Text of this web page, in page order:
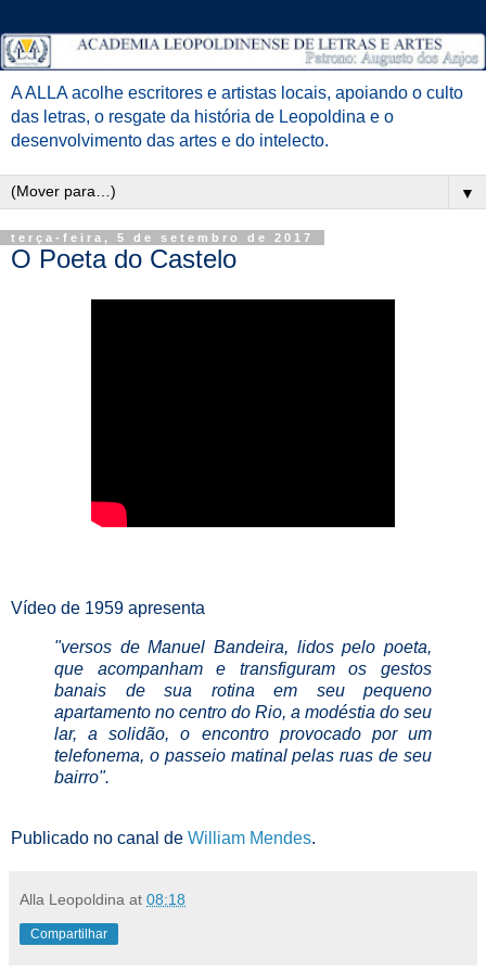
A ALLA acolhe escritores e artistas locais, apoiando o culto
das letras, o resgate da história de Leopoldina e o
desenvolvimento das artes e do intelecto.
▼
terça-feira, 5 de setembro de 2017
O Poeta do Castelo
Vídeo de 1959 apresenta
"versos de Manuel Bandeira, lidos pelo poeta,
que acompanham e transfiguram os gestos
banais de sua rotina em seu pequeno
apartamento no centro do Rio, a modéstia do seu
lar, a solidão, o encontro provocado por um
telefonema, o passeio matinal pelas ruas de seu
bairro".
Publicado no canal de William Mendes.
Alla Leopoldina at 08:18
Compartilhar